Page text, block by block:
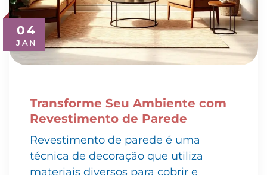
04
JAN
Transforme Seu Ambiente com
Revestimento de Parede
Revestimento de parede é uma
técnica de decoração que utiliza
materiais diversos para cobrir e